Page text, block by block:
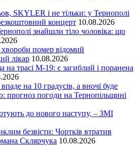
SKYLER і не тільки: у Тернополі
концерт 10.08.2026
знайшли тіло чоловіка: що
хвороби помер відомий
лікар 10.08.2026
на трасі М-19: є загиблий і поранена
на 10 градусів, а вночі буде
прогноз погоди на Тернопільщині
до нового наступу, – ЗМІ
безвісти: Чортків втратив
Склярчука 10.08.2026